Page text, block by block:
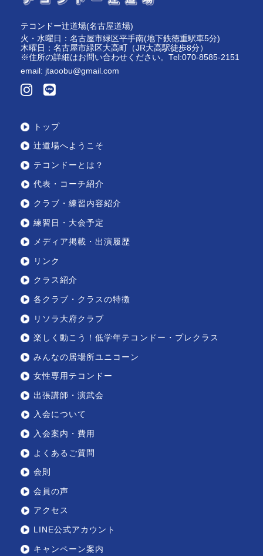
テコンドー辻道場(名古屋道場)
火・水曜日：名古屋市緑区平手南(地下鉄徳重駅車5分)
木曜日：名古屋市緑区大高町（JR大高駅徒歩8分）
※住所の詳細はお問い合わせください。Tel:070-8585-2151
email: jtaoobu@gmail.com
トップ
辻道場へようこそ
テコンドーとは？
代表・コーチ紹介
クラブ・練習内容紹介
練習日・大会予定
メディア掲載・出演履歴
リンク
クラス紹介
各クラブ・クラスの特徴
リソラ大府クラブ
楽しく動こう！低学年テコンドー・プレクラス
みんなの居場所ユニコーン
女性専用テコンドー
出張講師・演武会
入会について
入会案内・費用
よくあるご質問
会則
会員の声
アクセス
LINE公式アカウント
キャンペーン案内